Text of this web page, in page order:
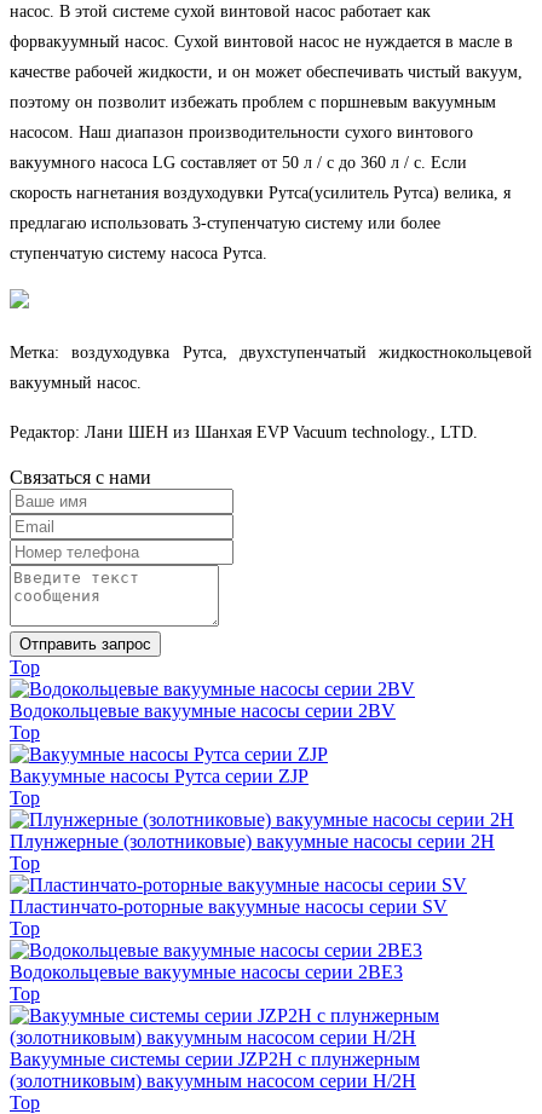
насос. В этой системе сухой винтовой насос работает как
форвакуумный насос. Сухой винтовой насос не нуждается в масле в
качестве рабочей жидкости, и он может обеспечивать чистый вакуум,
поэтому он позволит избежать проблем с поршневым вакуумным
насосом. Наш диапазон производительности сухого винтового
вакуумного насоса LG составляет от 50 л / с до 360 л / с. Если
скорость нагнетания воздуходувки Рутса(усилитель Рутса) велика, я
предлагаю использовать 3-ступенчатую систему или более
ступенчатую систему насоса Рутса.
Метка: воздуходувка Рутса, двухступенчатый жидкостнокольцевой
вакуумный насос.
Редактор: Лани ШЕН из Шанхая EVP Vacuum technology., LTD.
Связаться с нами
Отправить запрос
Top
Водокольцевые вакуумные насосы серии 2BV
Top
Вакуумные насосы Рутса серии ZJP
Top
Плунжерные (золотниковые) вакуумные насосы серии 2Н
Top
Пластинчато-роторные вакуумные насосы серии SV
Top
Водокольцевые вакуумные насосы серии 2BE3
Top
Вакуумные системы серии JZP2H с плунжерным
(золотниковым) вакуумным насосом серии H/2H
Top